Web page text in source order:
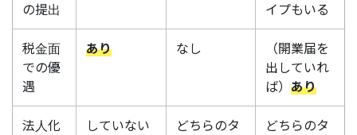
の提出
イプもいる
税金面
での優
遇
あり なし
（開業届を
出していれ
ば） あり
法人化 していない
どちらのタ
どちらのタ